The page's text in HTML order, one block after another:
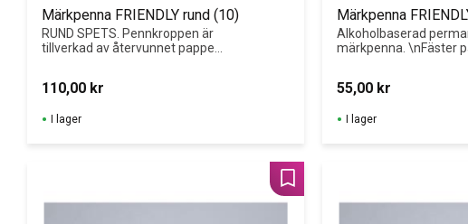
Märkpenna FRIENDLY rund (10)
RUND SPETS. Pennkroppen är
tillverkad av återvunnet papper
110,00 kr
I lager
Märkpenna
Alkoholbaserad
märkpenna. \nFäster
55,00 kr
I lager
Lägg till i favoriter